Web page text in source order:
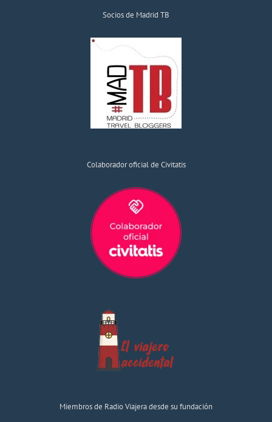
Socios de Madrid TB
Colaborador oficial de Civitatis
Miembros de Radio Viajera desde su fundación